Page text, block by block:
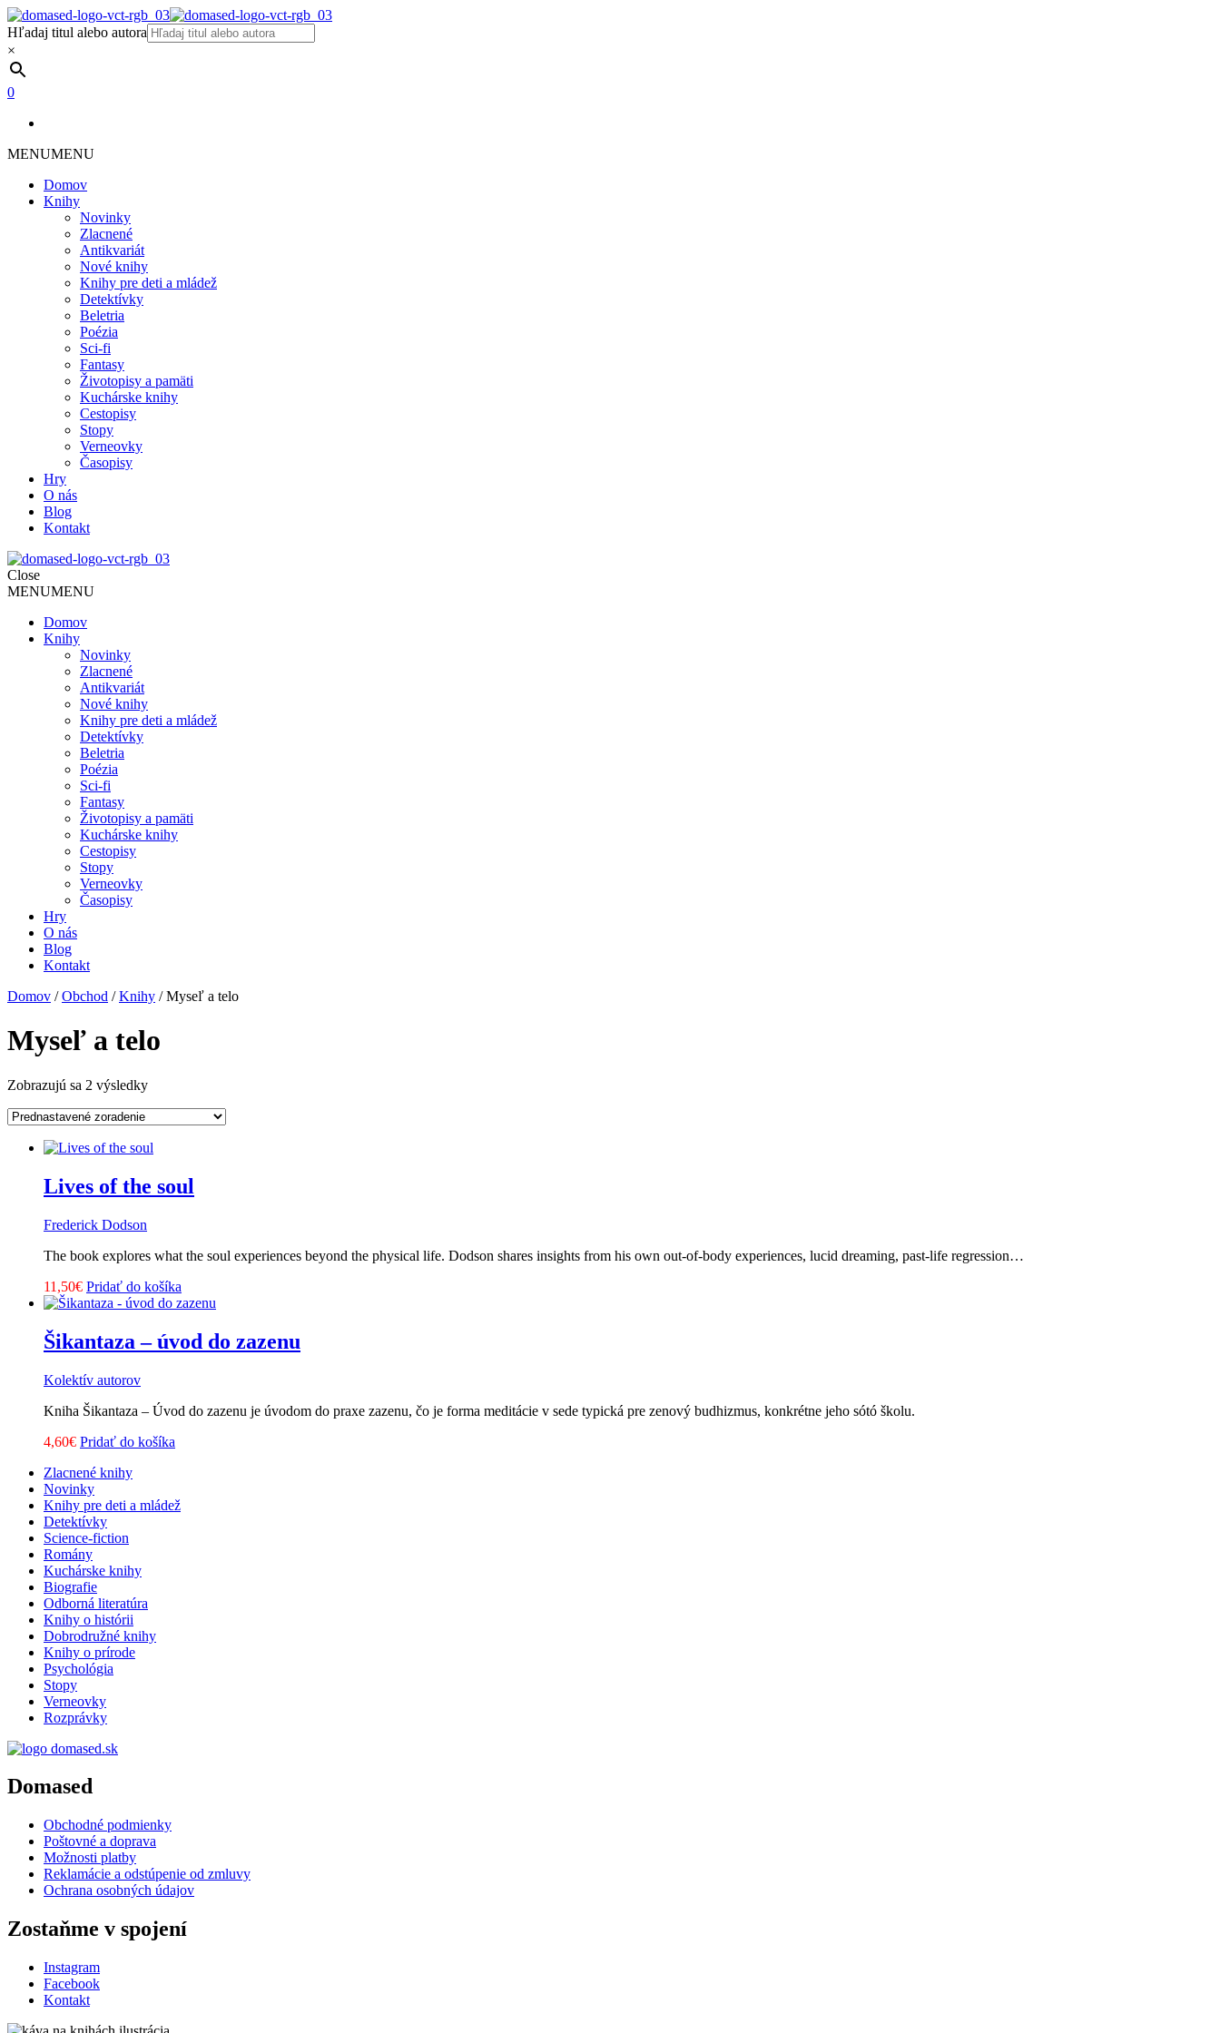
Hľadaj titul alebo autora
×
0
MENUMENU
Domov
Knihy
Novinky
Zlacnené
Antikvariát
Nové knihy
Knihy pre deti a mládež
Detektívky
Beletria
Poézia
Sci-fi
Fantasy
Životopisy a pamäti
Kuchárske knihy
Cestopisy
Stopy
Verneovky
Časopisy
Hry
O nás
Blog
Kontakt
Close
MENUMENU
Domov
Knihy
Novinky
Zlacnené
Antikvariát
Nové knihy
Knihy pre deti a mládež
Detektívky
Beletria
Poézia
Sci-fi
Fantasy
Životopisy a pamäti
Kuchárske knihy
Cestopisy
Stopy
Verneovky
Časopisy
Hry
O nás
Blog
Kontakt
Domov /Obchod /Knihy / Myseľ a telo
Myseľ a telo
Zobrazujú sa 2 výsledky
Lives of the soul
Frederick Dodson
The book explores what the soul experiences beyond the physical life. Dodson shares insights from his own out‑of‑body experiences, lucid dreaming, past‑life regression…
11,50€ Pridať do košíka
Šikantaza – úvod do zazenu
Kolektív autorov
Kniha Šikantaza – Úvod do zazenu je úvodom do praxe zazenu, čo je forma meditácie v sede typická pre zenový budhizmus, konkrétne jeho sótó školu.
4,60€ Pridať do košíka
Zlacnené knihy
Novinky
Knihy pre deti a mládež
Detektívky
Science-fiction
Romány
Kuchárske knihy
Biografie
Odborná literatúra
Knihy o histórii
Dobrodružné knihy
Knihy o prírode
Psychológia
Stopy
Verneovky
Rozprávky
Domased
Obchodné podmienky
Poštovné a doprava
Možnosti platby
Reklamácie a odstúpenie od zmluvy
Ochrana osobných údajov
Zostaňme v spojení
Instagram
Facebook
Kontakt